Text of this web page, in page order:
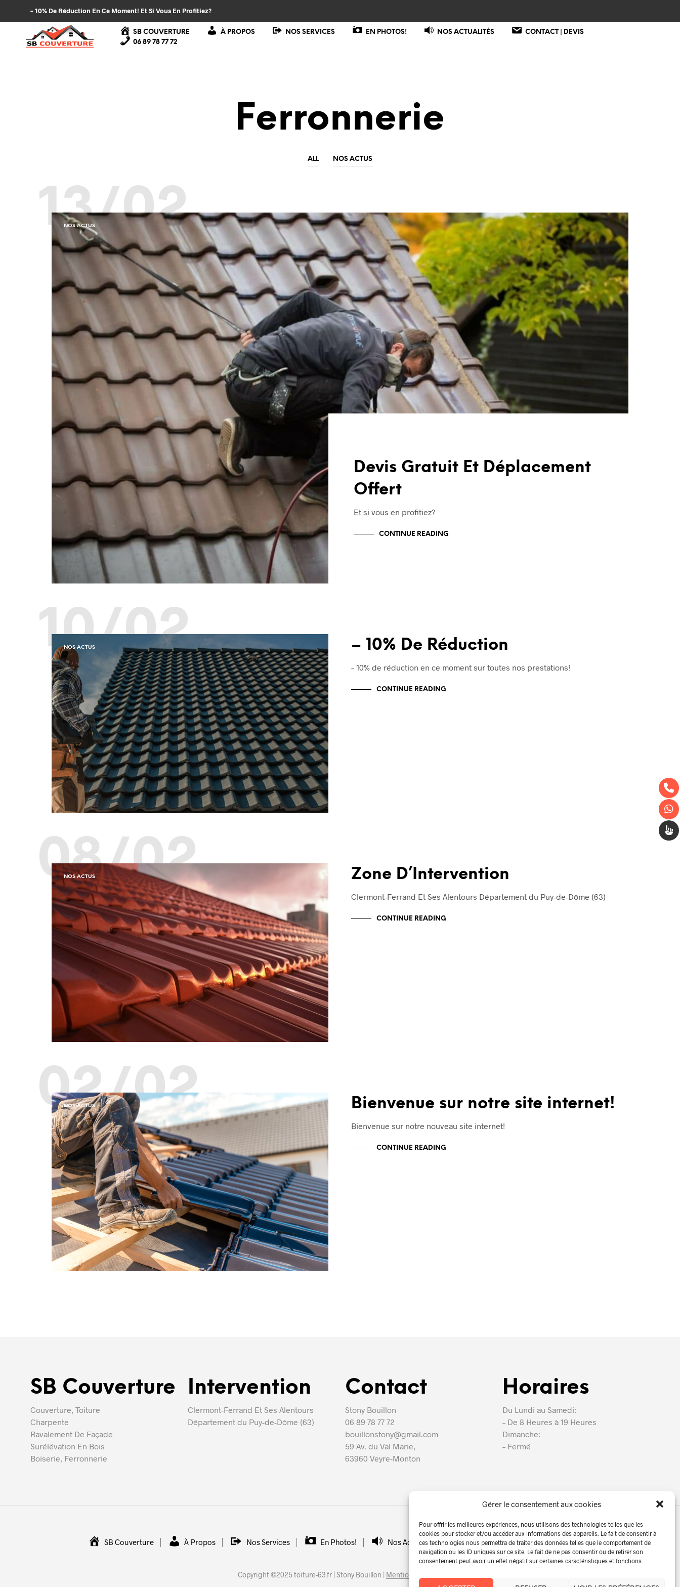
Gérer le consentement aux cookies
Pour offrir les meilleures expériences, nous utilisons des technologies telles que les
cookies pour stocker et/ou accéder aux informations des appareils. Le fait de consentir à
ces technologies nous permettra de traiter des données telles que le comportement de
navigation ou les ID uniques sur ce site. Le fait de ne pas consentir ou de retirer son
consentement peut avoir un effet négatif sur certaines caractéristiques et fonctions.
– 10% De Réduction En Ce Moment! Et Si Vous En Profitiez?
SB COUVERTURE À PROPOS NOS SERVICES EN PHOTOS! NOS ACTUALITÉS
CONTACT | DEVIS
06 89 78 77 72
Ferronnerie
ALL NOS ACTUS
13/02
NOS ACTUS
Devis Gratuit Et Déplacement
Offert
Et si vous en profitiez?
CONTINUE READING
10/02
NOS ACTUS – 10% De Réduction
– 10% de réduction en ce moment sur toutes nos prestations!
CONTINUE READING
08/02
NOS ACTUS Zone D’Intervention
Clermont-Ferrand Et Ses Alentours Département du Puy-de-Dôme (63)
CONTINUE READING
02/02
NOS ACTUS Bienvenue sur notre site internet!
Bienvenue sur notre nouveau site internet!
CONTINUE READING
SB Couverture
Couverture, Toiture
Charpente
Ravalement De Façade
Surélévation En Bois
Boiserie, Ferronnerie
Intervention
Clermont-Ferrand Et Ses Alentours
Département du Puy-de-Dôme (63)
Contact
Stony Bouillon
06 89 78 77 72
bouillonstony@gmail.com
59 Av. du Val Marie,
63960 Veyre-Monton
Horaires
Du Lundi au Samedi:
– De 8 Heures à 19 Heures
Dimanche:
– Fermé
SB Couverture À Propos Nos Services En Photos! Nos Actualités Contact | Devis 06 89 78 77 72
Copyright ©2025 toiture-63.fr | Stony Bouillon | Mentions Légales